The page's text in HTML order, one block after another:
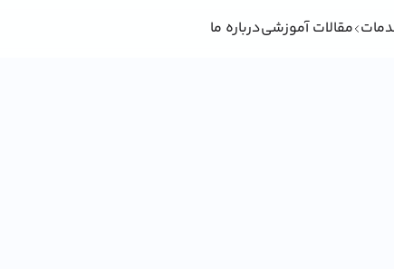
مقالات آموزشیدرباره ما